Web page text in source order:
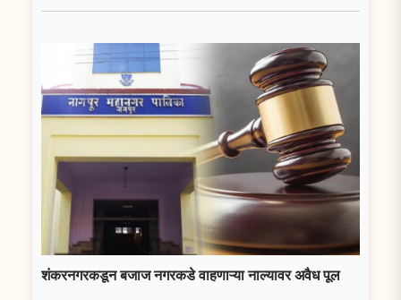
शंकरनगरकडून बजाज नगरकडे वाहणाऱ्या नाल्यावर अवैध पूल